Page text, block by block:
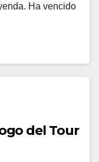
Ha vencido
del Tour